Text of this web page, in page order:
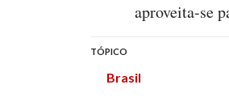
aproveita-se
TÓPICO
Brasil